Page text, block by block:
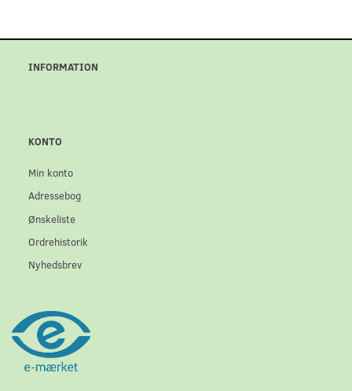
INFORMATION
KONTO
Min konto
Adressebog
Ønskeliste
Ordrehistorik
Nyhedsbrev